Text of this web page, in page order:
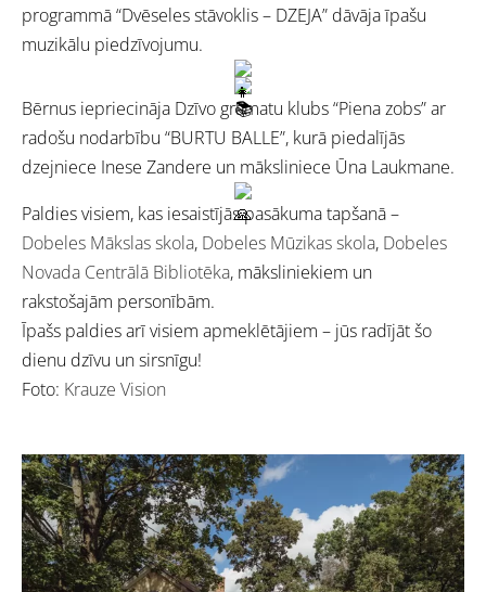
programmā “Dvēseles stāvoklis – DZEJA” dāvāja īpašu
muzikālu piedzīvojumu.
Bērnus iepriecināja Dzīvo grāmatu klubs “Piena zobs” ar
radošu nodarbību “BURTU BALLE”, kurā piedalījās
dzejniece Inese Zandere un māksliniece Ūna Laukmane.
Paldies visiem, kas iesaistījās pasākuma tapšanā –
Dobeles Mākslas skola, Dobeles Mūzikas skola, Dobeles
Novada Centrālā Bibliotēka, māksliniekiem un
rakstošajām personībām.
Īpašs paldies arī visiem apmeklētājiem – jūs radījāt šo
dienu dzīvu un sirsnīgu!
Foto: Krauze Vision